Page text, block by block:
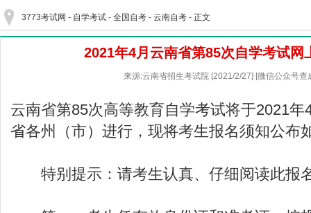
3773考试网 - 自学考试 - 全国自考 - 云南自考 - 正文
2021年4月云南省第85次自学考试网
来源:云南省招生考试院 [2021/2/27] [微信公众号查
云南省第85次高等教育自学考试将于2021年
省各州（市）进行，现将考生报名须知公布
特别提示：请考生认真、仔细阅读此报